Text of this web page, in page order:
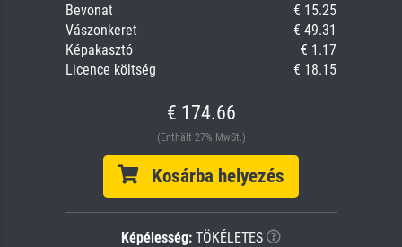
Bevonat
€ 15.25
Vászonkeret
€ 49.31
Képakasztó
€ 1.17
Licence költség
€ 18.15
€ 174.66
(Enthält 27% MwSt.)
Kosárba helyezés
Képélesség: TÖKÉLETES